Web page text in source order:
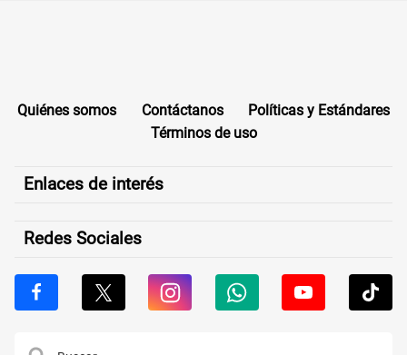
Quiénes somos Contáctanos
Políticas y Estándares
Términos de uso
Enlaces de interés
Redes Sociales